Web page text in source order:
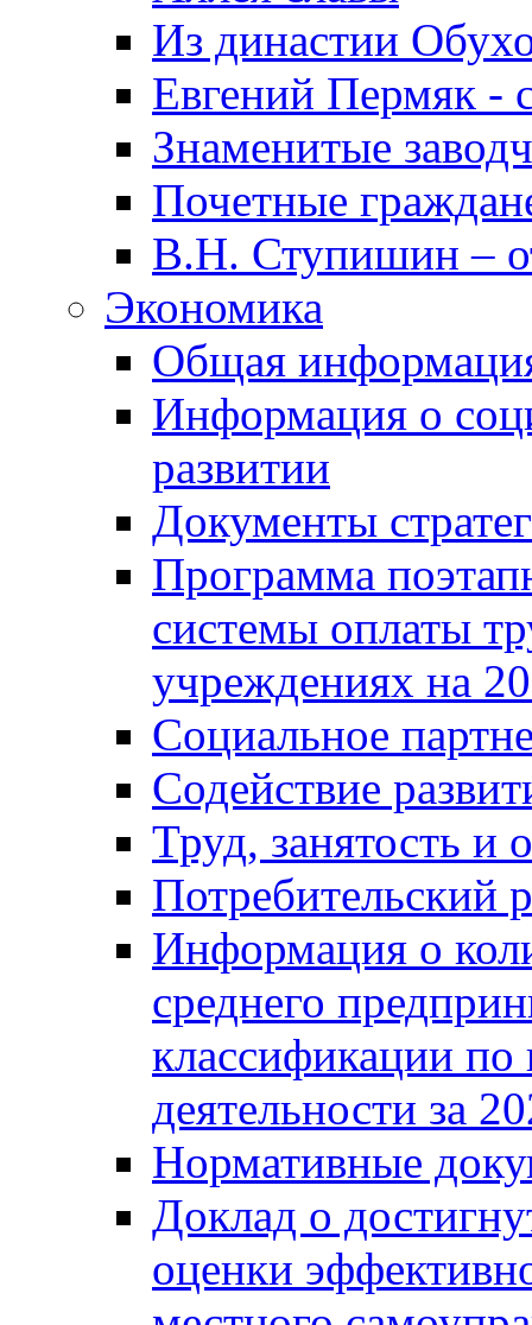
Из династии
Евгений Пермяк -
Знаменитые
Почетные
В.Н. Ступишин –
Экономика
Общая
Информация о
развитии
Документы
Программа
системы оплаты
учреждениях на
Социальное
Содействие
Труд, занятость и
Потребительский
Информация о
среднего
классификации
деятельности за
Нормативные
Доклад о
оценки